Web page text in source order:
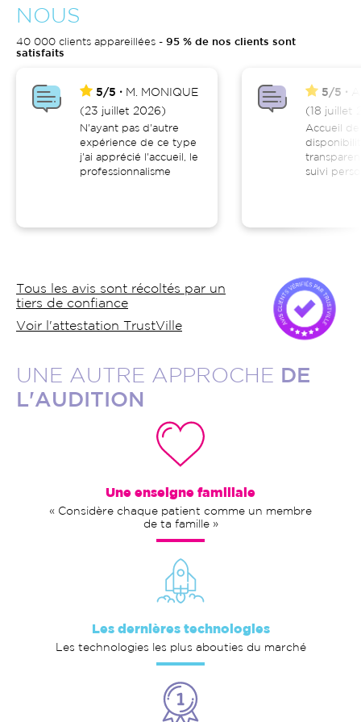
NOUS
40 000 clients appareillées - 95 % de nos clients sont
satisfaits
5/5 M.
MONIQUE
(23 juillet 2026)
N'ayant pas d'autre
expérience de ce type
j'ai apprécié l'accueil, le
professionnalisme
5/5
(18 juillet
Accueil
suivi
Tous les avis sont récoltés par un
tiers de confiance
Voir l'attestation TrustVille
UNE AUTRE APPROCHE
DE
L'AUDITION
Une enseigne familiale
« Considère chaque patient comme un membre
de ta famille »
Les dernières technologies
Les technologies les plus abouties du marché